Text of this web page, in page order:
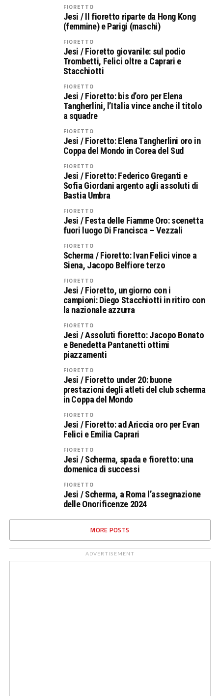
FIORETTO
Jesi / Il fioretto riparte da Hong Kong
(femmine) e Parigi (maschi)
FIORETTO
Jesi / Fioretto giovanile: sul podio
Trombetti, Felici oltre a Caprari e
Stacchiotti
FIORETTO
Jesi / Fioretto: bis d’oro per Elena
Tangherlini, l’Italia vince anche il titolo
a squadre
FIORETTO
Jesi / Fioretto: Elena Tangherlini oro in
Coppa del Mondo in Corea del Sud
FIORETTO
Jesi / Fioretto: Federico Greganti e
Sofia Giordani argento agli assoluti di
Bastia Umbra
FIORETTO
Jesi / Festa delle Fiamme Oro: scenetta
fuori luogo Di Francisca – Vezzali
FIORETTO
Scherma / Fioretto: Ivan Felici vince a
Siena, Jacopo Belfiore terzo
FIORETTO
Jesi / Fioretto, un giorno con i
campioni: Diego Stacchiotti in ritiro con
la nazionale azzurra
FIORETTO
Jesi / Assoluti fioretto: Jacopo Bonato
e Benedetta Pantanetti ottimi
piazzamenti
FIORETTO
Jesi / Fioretto under 20: buone
prestazioni degli atleti del club scherma
in Coppa del Mondo
FIORETTO
Jesi / Fioretto: ad Ariccia oro per Evan
Felici e Emilia Caprari
FIORETTO
Jesi / Scherma, spada e fioretto: una
domenica di successi
FIORETTO
Jesi / Scherma, a Roma l’assegnazione
delle Onorificenze 2024
MORE POSTS
ADVERTISEMENT